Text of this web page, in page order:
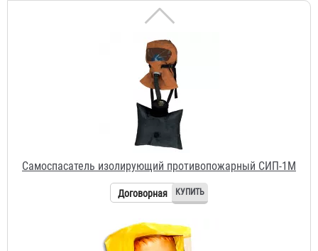
Самоспасатель изолирующий противопожарный СИП-1М
Договорная